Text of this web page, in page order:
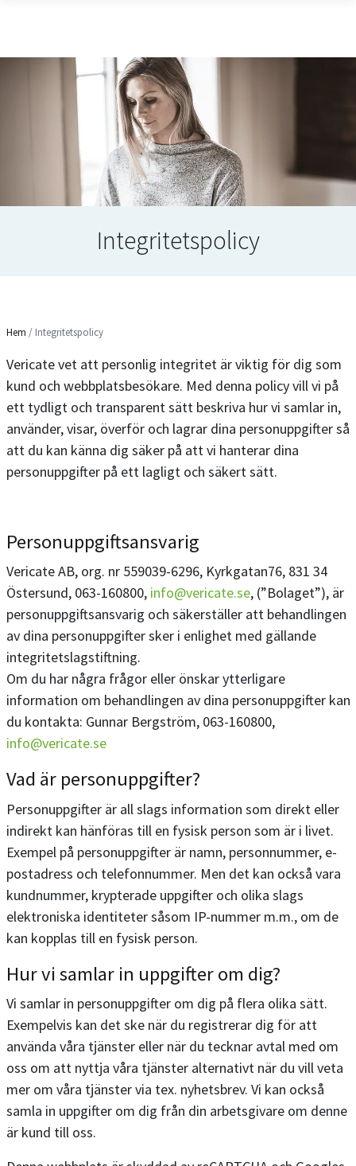
Integritetspolicy
Hem / Integritetspolicy
Vericate vet att personlig integritet är viktig för dig som
kund och webbplatsbesökare. Med denna policy vill vi på
ett tydligt och transparent sätt beskriva hur vi samlar in,
använder, visar, överför och lagrar dina personuppgifter så
att du kan känna dig säker på att vi hanterar dina
personuppgifter på ett lagligt och säkert sätt.
Personuppgiftsansvarig
Vericate AB, org. nr 559039-6296, Kyrkgatan76, 831 34
Östersund, 063-160800, info@vericate.se, (”Bolaget”), är
personuppgiftsansvarig och säkerställer att behandlingen
av dina personuppgifter sker i enlighet med gällande
integritetslagstiftning.
Om du har några frågor eller önskar ytterligare
information om behandlingen av dina personuppgifter kan
du kontakta: Gunnar Bergström, 063-160800,
info@vericate.se
Vad är personuppgifter?
Personuppgifter är all slags information som direkt eller
indirekt kan hänföras till en fysisk person som är i livet.
Exempel på personuppgifter är namn, personnummer, e-
postadress och telefonnummer. Men det kan också vara
kundnummer, krypterade uppgifter och olika slags
elektroniska identiteter såsom IP-nummer m.m., om de
kan kopplas till en fysisk person.
Hur vi samlar in uppgifter om dig?
Vi samlar in personuppgifter om dig på flera olika sätt.
Exempelvis kan det ske när du registrerar dig för att
använda våra tjänster eller när du tecknar avtal med om
oss om att nyttja våra tjänster alternativt när du vill veta
mer om våra tjänster via tex. nyhetsbrev. Vi kan också
samla in uppgifter om dig från din arbetsgivare om denne
är kund till oss.